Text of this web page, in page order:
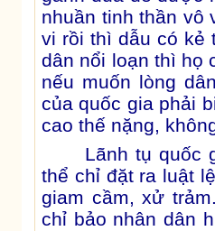
nhuần tinh thần vô
vi rồi thì dẫu có kẻ
dân nổi loạn thì họ
nếu muốn lòng
của quốc gia phải
cao thế nặng,
Lãnh tụ quốc
thể chỉ đặt ra luật
giam cầm, xử
chỉ bảo nhân dân